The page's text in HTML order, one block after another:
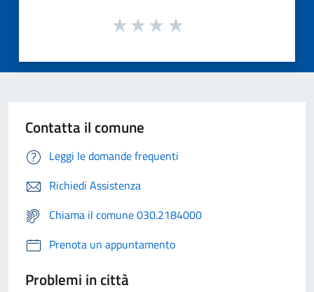
Contatta il comune
Leggi le domande frequenti
Richiedi Assistenza
Chiama il comune 030.2184000
Prenota un appuntamento
Problemi in città